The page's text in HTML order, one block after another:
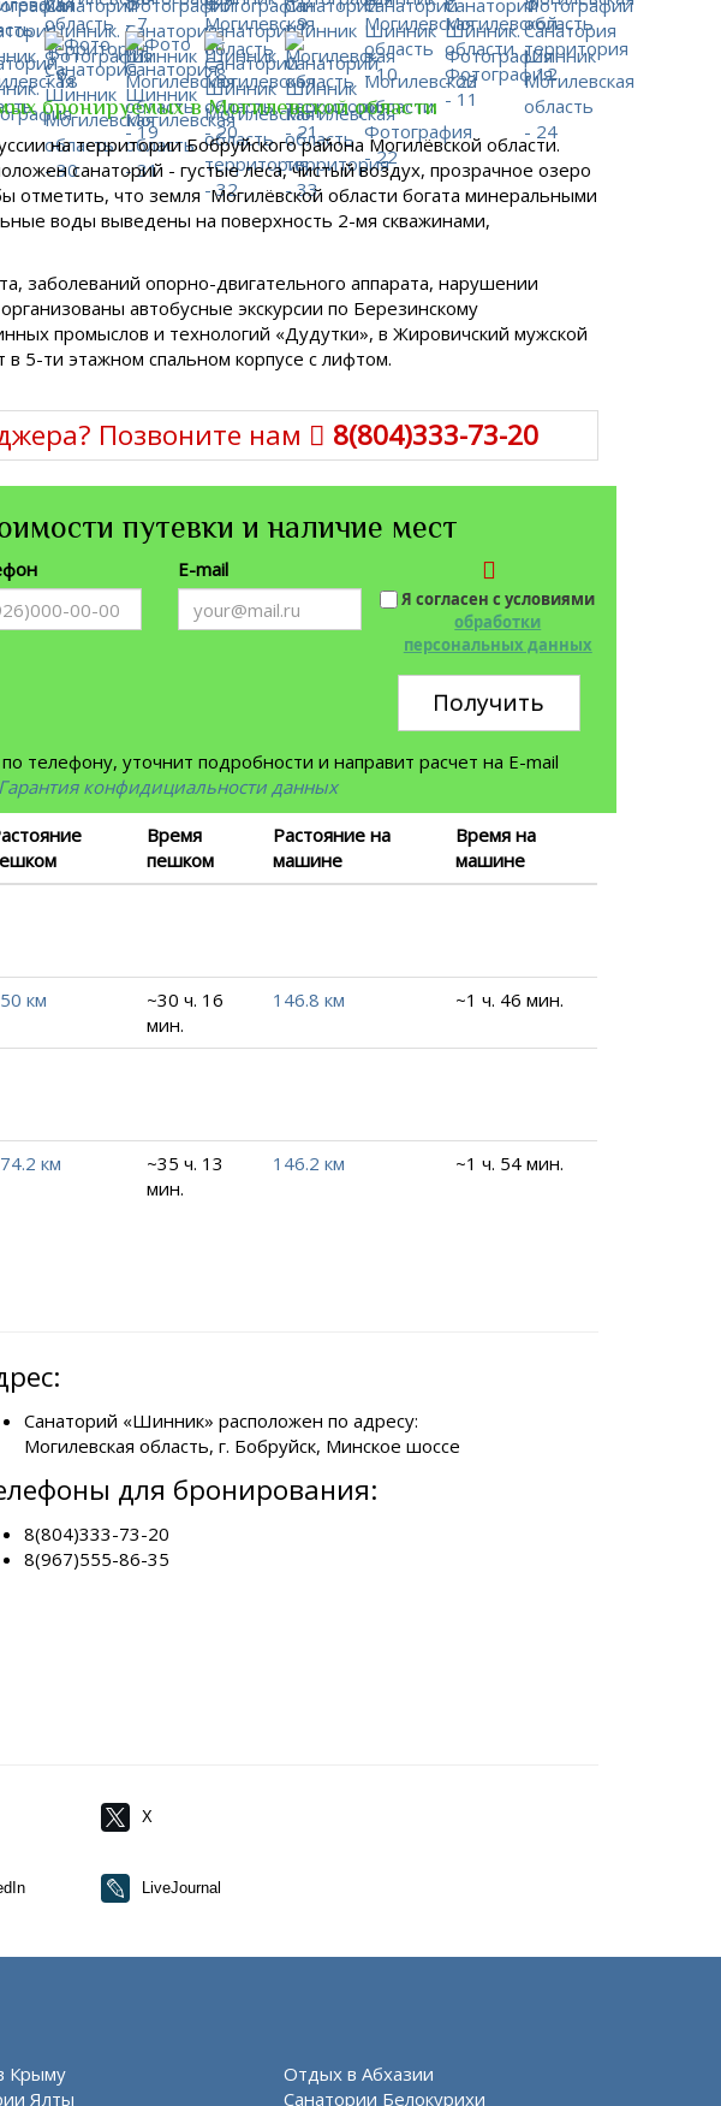
бронируемых в Могилевской области
на территории Бобруйского района Могилёвской области.
санаторий - густые леса, чистый воздух, прозрачное озеро
отметить, что земля Могилёвской области богата минеральными
воды выведены на поверхность 2-мя скважинами,
заболеваний опорно-двигательного аппарата, нарушении
автобусные экскурсии по Березинскому
промыслов и технологий «Дудутки», в Жировичский мужской
5-ти этажном спальном корпусе с лифтом.
Позвоните нам 8(804)333-73-20
путевки и наличие мест
E-mail
Я согласен с условиями
обработки
персональных данных
Получить
телефону, уточнит подробности и направит расчет на E-mail
Гарантия конфидициальности данных
Время
пешком
Растояние на
машине
Время на
машине
км
~30 ч. 16
мин.
146.8 км ~1 ч. 46 мин.
км
~35 ч. 13
мин.
146.2 км ~1 ч. 54 мин.
Санаторий «Шинник» расположен по адресу:
Могилевская область, г. Бобруйск, Минское шоссе
для бронирования:
8(804)333-73-20
8(967)555-86-35
X
LiveJournal
Крыму
Ялты
Отдых в Абхазии
Санатории Белокурихи